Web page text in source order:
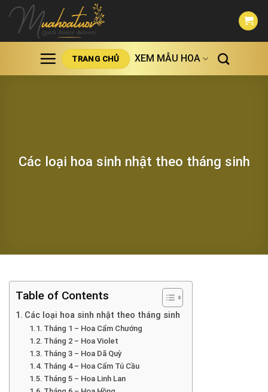
Skip
content
TRANG CHỦ XEM MẪU HOA
Các loại hoa sinh nhật theo tháng sinh
Table of Contents
Các loại hoa sinh nhật theo tháng sinh
Tháng 1 – Hoa Cẩm Chướng
Tháng 2 – Hoa Violet
Tháng 3 – Hoa Dã Quỳ
Tháng 4 – Hoa Cẩm Tú Cầu
Tháng 5 – Hoa Linh Lan